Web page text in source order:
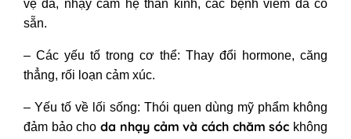
vệ da, nhạy cảm hệ thần kinh, các bệnh viêm da có
sẵn.
– Các yếu tố trong cơ thể: Thay đổi hormone, căng
thẳng, rối loạn cảm xúc.
– Yếu tố về lối sống: Thói quen dùng mỹ phẩm không
đảm bảo choda nhạy cảm và cách chăm sóc không